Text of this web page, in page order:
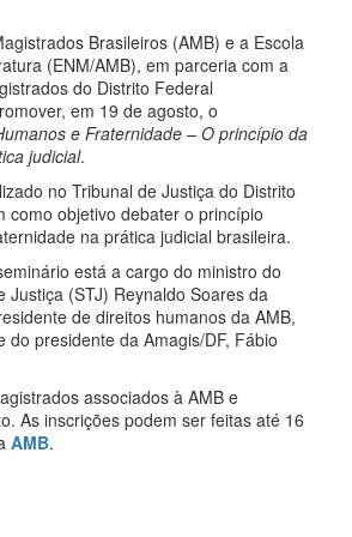
Brasileiros (AMB) e a Escola
(ENM/AMB), em parceria com a
do Distrito Federal
em 19 de agosto, o
e Fraternidade – O princípio da
judicial.
no Tribunal de Justiça do Distrito
como objetivo debater o princípio
na prática judicial brasileira.
está a cargo do ministro do
Justiça (STJ) Reynaldo Soares da
de direitos humanos da AMB,
do presidente da Amagis/DF, Fábio
associados à AMB e
As inscrições podem ser feitas até 16
AMB.